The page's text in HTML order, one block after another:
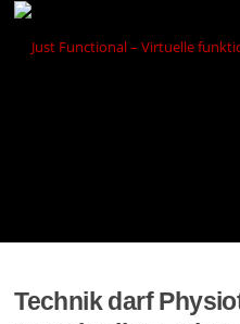
Zum
springen
Technik darf